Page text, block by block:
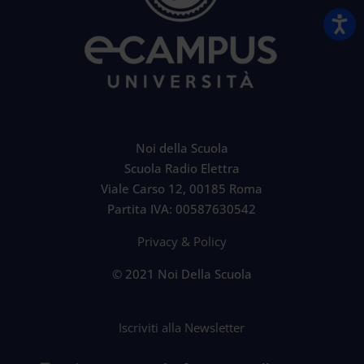
Noi della Scuola
Scuola Radio Elettra
Viale Carso 12, 00185 Roma
Partita IVA: 00587630542
Privacy & Policy
© 2021 Noi Della Scuola
Iscriviti alla Newsletter